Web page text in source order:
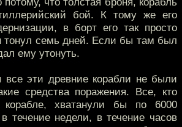
бой. К тому же его
в борт его так просто
тонул семь дней. Если бы там был
ему утонуть.
все эти древние корабли не были
средства поражения. Все, кто
хватанули бы по 6000
течение недели, в течение часов